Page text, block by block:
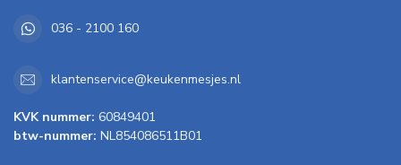
036 - 2100 160
klantenservice@keukenmesjes.nl
KVK nummer: 60849401
btw-nummer: NL854086511B01